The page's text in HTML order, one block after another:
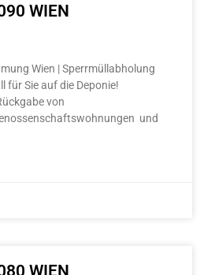
WIEN
Wien | Sperrmüllabholung
für Sie auf die Deponie!
von
und
WIEN